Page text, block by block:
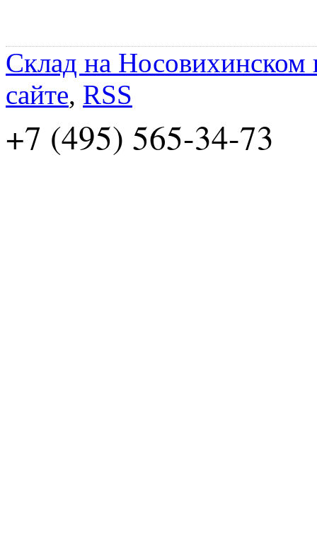
Склад на Носовихинском
сайте, RSS
+7 (495) 565-34-73